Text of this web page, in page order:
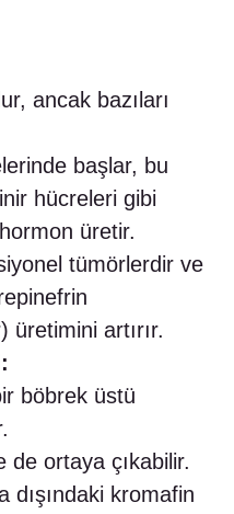
ancak bazıları
başlar, bu
hücreleri gibi
üretir.
tümörlerdir ve
üretimini artırır.
böbrek üstü
de ortaya çıkabilir.
dışındaki kromafin